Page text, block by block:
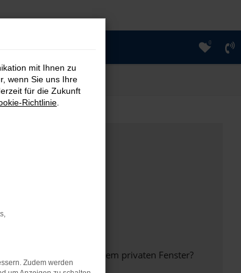
0
Browser oder in einem privaten Fenster?
mit Ihnen zu
wenn Sie uns Ihre
für die Zukunft
Richtlinie
Zudem werden